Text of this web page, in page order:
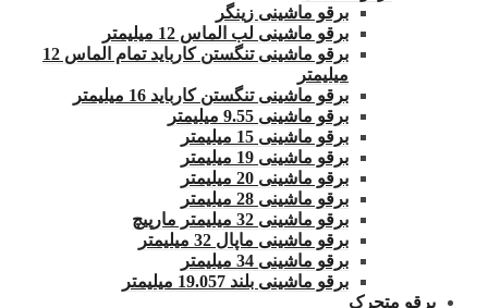
برقو ماشینی زینگر
برقو ماشینی لب الماس 12 میلیمتر
برقو ماشینی تنگستن کارباید تمام الماس 12
میلیمتر
برقو ماشینی تنگستن کارباید 16 میلیمتر
برقو ماشینی 9.55 میلیمتر
برقو ماشینی 15 میلیمتر
برقو ماشینی 19 میلیمتر
برقو ماشینی 20 میلیمتر
برقو ماشینی 28 میلیمتر
برقو ماشینی 32 میلیمتر مارپیچ
برقو ماشینی ماپال 32 میلیمتر
برقو ماشینی 34 میلیمتر
برقو ماشینی بلند 19.057 میلیمتر
برقو متحرک